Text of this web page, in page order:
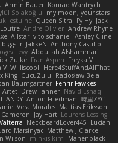
Armin Bauer Konrad Wantrych
Solakoğlu
my moon, your stars
estuine Queen Sitra Fy Hy Jack
Andre Olivier Andrew Rhyne
Allstar vito schaniel Ashley Cline
biggs jr JakkeN Anthony Castillo
Levy Abdullah Alshammari
Zulke Fran Aspen Freyka V
V Williscool
Here4StuffAndAllThat
King CucuZulu
Radosław Bela
Baumgartner Fenrir Fawkes
Artet Drew Tanner Navid Eshaq
ANDY Anton Friedman 時里ZYC
Vera Morales Mattias Eriksson
Jay Hart Lourens Lessing
NeckbeardLover445 Lucian
Marsinyac Matthew J Clarke
Wilson minkis kim
Manenblack